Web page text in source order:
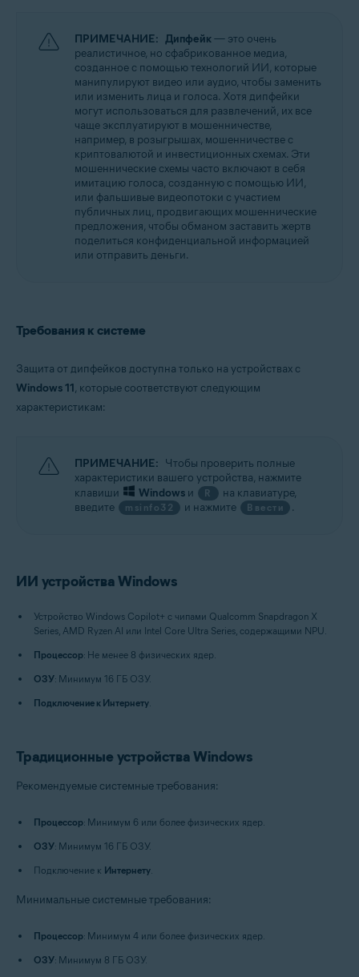
ПРИМЕЧАНИЕ: Дипфейк— это очень
реалистичное, но сфабрикованное медиа,
созданное с помощью технологий ИИ, которые
манипулируют видео или аудио, чтобы заменить
или изменить лица и голоса. Хотя дипфейки
могут использоваться для развлечений, их все
чаще эксплуатируют в мошенничестве,
например, в розыгрышах, мошенничестве с
криптовалютой и инвестиционных схемах. Эти
мошеннические схемы часто включают в себя
имитацию голоса, созданную с помощью ИИ,
или фальшивые видеопотоки с участием
публичных лиц, продвигающих мошеннические
предложения, чтобы обманом заставить жертв
поделиться конфиденциальной информацией
или отправить деньги.
Требования к системе
Защита от дипфейков доступна только на устройствах с
Windows 11, которые соответствуют следующим
характеристикам:
ПРИМЕЧАНИЕ: Чтобы проверить полные
характеристики вашего устройства, нажмите
клавиши
Windows и R
на клавиатуре,
введите
msinfo32 и нажмите Ввести .
ИИ устройства Windows
Устройство Windows Copilot+ с чипами Qualcomm Snapdragon X
Series, AMD Ryzen AI или Intel Core Ultra Series, содержащими NPU.
Процессор: Не менее 8 физических ядер.
ОЗУ: Минимум 16 ГБ ОЗУ.
Подключение к Интернету.
Традиционные устройства Windows
Рекомендуемые системные требования:
Процессор: Минимум 6 или более физических ядер.
ОЗУ: Минимум 16 ГБ ОЗУ.
Подключение к Интернету.
Минимальные системные требования:
Процессор: Минимум 4 или более физических ядер.
ОЗУ: Минимум 8 ГБ ОЗУ.